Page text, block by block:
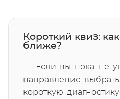
Короткий квиз:
ближе?
Если вы пока не
направление
короткую